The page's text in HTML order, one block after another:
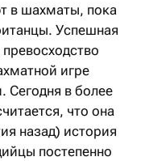
в шахматы, пока
Успешная
игре
Сегодня в более
что она
назад) история
постепенно